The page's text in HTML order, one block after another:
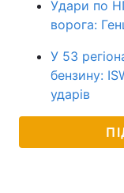
Удари по
ворога:
У 53
бензину:
ударів